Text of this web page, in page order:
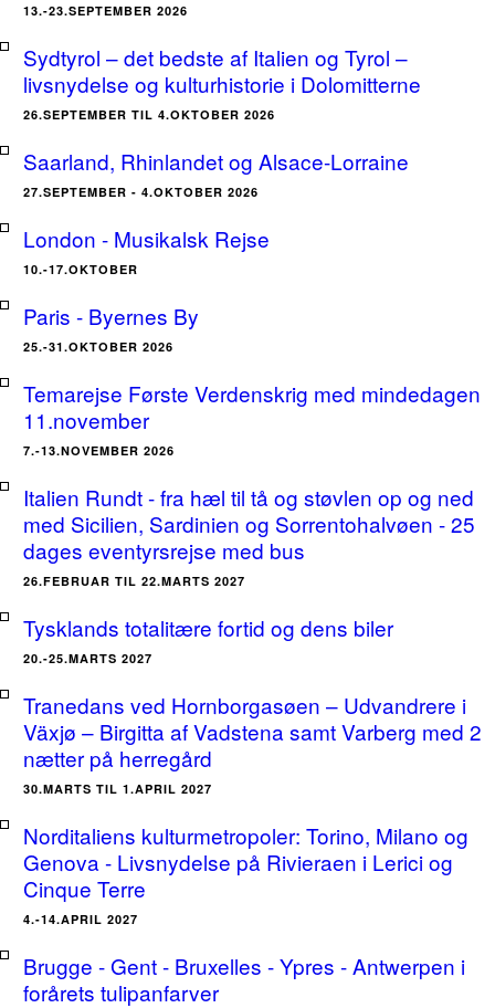
13.-23.SEPTEMBER 2026
Sydtyrol – det bedste af Italien og Tyrol –
livsnydelse og kulturhistorie i Dolomitterne
26.SEPTEMBER TIL 4.OKTOBER 2026
Saarland, Rhinlandet og Alsace-Lorraine
27.SEPTEMBER - 4.OKTOBER 2026
London - Musikalsk Rejse
10.-17.OKTOBER
Paris - Byernes By
25.-31.OKTOBER 2026
Temarejse Første Verdenskrig med mindedagen
11.november
7.-13.NOVEMBER 2026
Italien Rundt - fra hæl til tå og støvlen op og ned
med Sicilien, Sardinien og Sorrentohalvøen - 25
dages eventyrsrejse med bus
26.FEBRUAR TIL 22.MARTS 2027
Tysklands totalitære fortid og dens biler
20.-25.MARTS 2027
Tranedans ved Hornborgasøen – Udvandrere i
Växjø – Birgitta af Vadstena samt Varberg med 2
nætter på herregård
30.MARTS TIL 1.APRIL 2027
Norditaliens kulturmetropoler: Torino, Milano og
Genova - Livsnydelse på Rivieraen i Lerici og
Cinque Terre
4.-14.APRIL 2027
Brugge - Gent - Bruxelles - Ypres - Antwerpen i
forårets tulipanfarver